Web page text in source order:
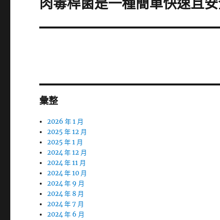
篇
肉毒桿菌是一種簡單快速且
彙整
2026 年 1 月
2025 年 12 月
2025 年 1 月
2024 年 12 月
2024 年 11 月
2024 年 10 月
2024 年 9 月
2024 年 8 月
2024 年 7 月
2024 年 6 月